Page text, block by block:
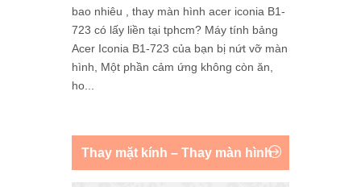
bao nhiêu , thay màn hình acer iconia B1-
723 có lấy liền tại tphcm? Máy tính bảng
Acer Iconia B1-723 của bạn bị nứt vỡ màn
hình, Một phần cảm ứng không còn ăn,
ho...
Thay mặt kính – Thay màn hình